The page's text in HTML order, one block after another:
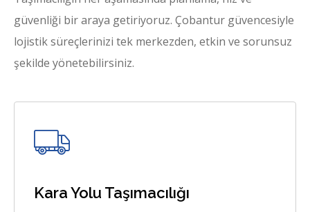
güvenliği bir araya getiriyoruz. Çobantur güvencesiyle
lojistik süreçlerinizi tek merkezden, etkin ve sorunsuz
şekilde yönetebilirsiniz.
Kara Yolu Taşımacılığı